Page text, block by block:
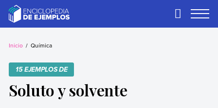
contentEjemplos
Necesitas ejemplos.
Primary
Inicio Química
15 EJEMPLOS DE
Soluto y solvente